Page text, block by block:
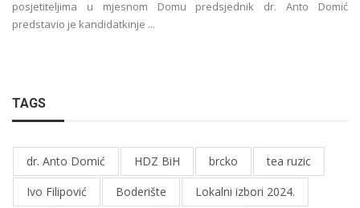
posjetiteljima u mjesnom Domu predsjednik dr. Anto Domić
predstavio je kandidatkinje ...
TAGS
dr. Anto Domić HDZ BiH brcko
tea ruzic
Ivo Filipović
Boderište
Lokalni izbori 2024.